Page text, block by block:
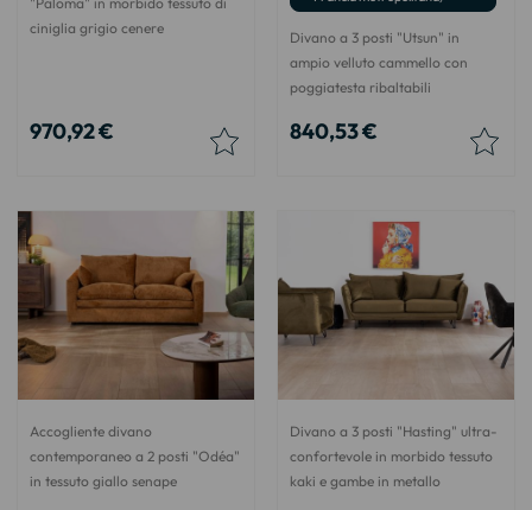
ciniglia grigio cenere
970,92 €
Divano a 3 posti "Utsun" in
ampio velluto cammello con
poggiatesta ribaltabili
840,53 €
Accogliente divano
contemporaneo a 2 posti "Odéa"
in tessuto giallo senape
Divano a 3 posti "Hasting" ultra-
confortevole in morbido tessuto
kaki e gambe in metallo